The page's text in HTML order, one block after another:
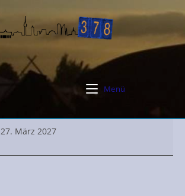
Menü
27. März 2027